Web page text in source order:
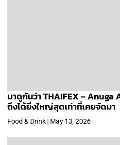
มาดูกันว่า THAIFEX – Anuga
ถึงได้ยิ่งใหญ่สุดเท่าที่เคยจัดมา
Food & Drink | May 13, 2026